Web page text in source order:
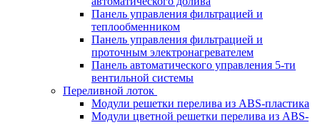
Панель управления фильтрацией и
теплообменником
Панель управления фильтрацией и
проточным электронагревателем
Панель автоматического управления 5-ти
вентильной системы
Переливной лоток
Модули решетки перелива из ABS-пластика
Модули цветной решетки перелива из ABS-